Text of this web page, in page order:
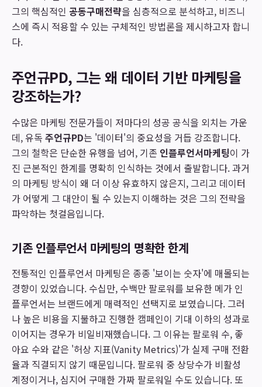
그의 핵심적인 공동구매전략을 심층적으로 분석하고, 비즈니
스에 즉시 적용할 수 있는 구체적인 방법론을 제시하고자 합니
다.
주언규PD, 그는 왜 데이터 기반 마케팅을
강조하는가?
수많은 마케팅 전문가들이 저마다의 성공 공식을 외치는 가운
데, 유독 주언규PD는 '데이터'의 중요성을 거듭 강조합니다.
그의 철학은 단순한 유행을 넘어, 기존 인플루언서마케팅이 가
진 근본적인 한계를 명확히 인식하는 것에서 출발합니다. 과거
의 마케팅 방식이 왜 더 이상 유효하지 않은지, 그리고 데이터
가 어떻게 그 대안이 될 수 있는지 이해하는 것은 그의 전략을
파악하는 첫걸음입니다.
기존 인플루언서 마케팅의 명확한 한계
전통적인 인플루언서 마케팅은 종종 '보이는 숫자'에 매몰되는
경향이 있었습니다. 수십만, 수백만 팔로워를 보유한 메가 인
플루언서는 브랜드에게 매력적인 선택지로 보였습니다. 그러
나 높은 비용을 지불하고 진행한 캠페인이 기대 이하의 성과로
이어지는 경우가 비일비재했습니다. 그 이유는 팔로워 수, 좋
아요 수와 같은 '허상 지표(Vanity Metrics)'가 실제 구매 전환
율과 직결되지 않기 때문입니다. 팔로워 중 상당수가 비활성
계정이거나, 심지어 구매한 가짜 팔로워일 수도 있습니다. 또